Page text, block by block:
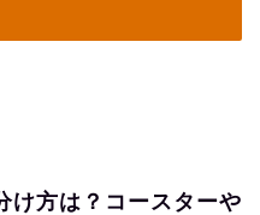
け方は？コースターや